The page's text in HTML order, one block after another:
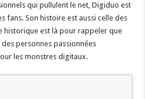
qui pullulent le net, Digiduo est
fans. Son histoire est aussi celle des
historique est là pour rappeler que
personnes passionnées
les monstres digitaux.